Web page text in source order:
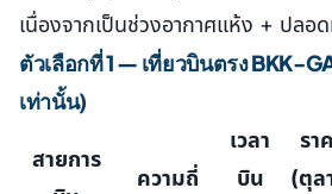
เนื่องจากเป็นช่วงอากาศแห้ง + ปลอ
ตัวเลือกที่ 1 — เที่ยวบินตรง BKK-
เท่านั้น)
สายการ
ความถี่
เวลา
บิน
รา
(ตุล